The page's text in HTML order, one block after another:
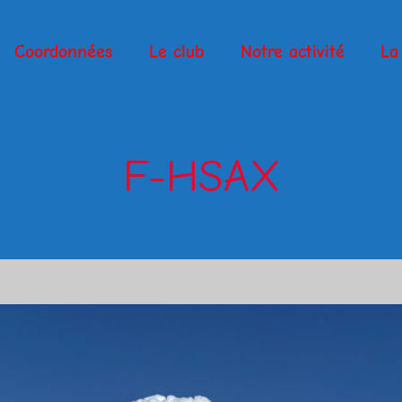
Coordonnées Le club Notre activité
F-HSAX